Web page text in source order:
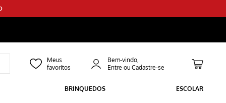
Bem-vindo,
BRINQUEDOS ESCOLAR